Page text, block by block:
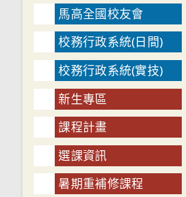
馬高全國校友會
校務行政系統(日間)
校務行政系統(實技)
新生專區
課程計畫
選課資訊
暑期重補修課程